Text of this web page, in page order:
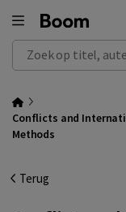
Zoek op titel,
Conflicts and
Methods
Terug